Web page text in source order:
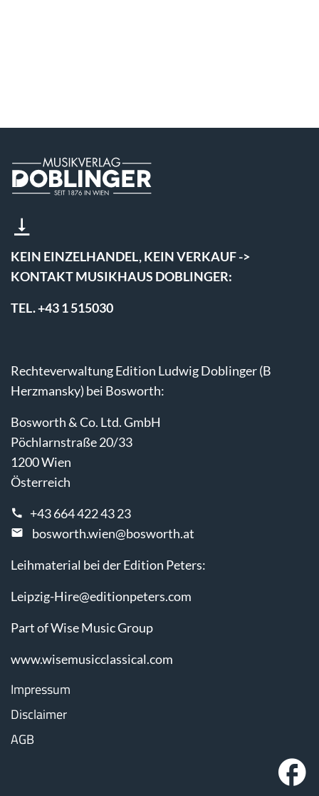
KEIN EINZELHANDEL, KEIN VERKAUF ->
KONTAKT MUSIKHAUS DOBLINGER:
TEL. +43 1 515030
Rechteverwaltung Edition Ludwig Doblinger (B
Herzmansky) bei Bosworth:
Bosworth & Co. Ltd. GmbH
Pöchlarnstraße 20/33
1200 Wien
Österreich
+43 664 422 43 23
bosworth.wien@bosworth.at
Leihmaterial bei der Edition Peters:
Leipzig-Hire@editionpeters.com
Part of Wise Music Group
www.wisemusicclassical.com
Impressum
Disclaimer
AGB